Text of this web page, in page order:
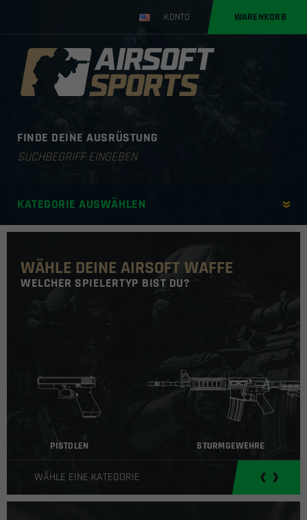
KONTO WARENKORB
FINDE DEINE AUSRÜSTUNG
Products
KATEGORIE AUSWÄHLEN
WÄHLE DEINE AIRSOFT WAFFE
WELCHER SPIELERTYP BIST DU?
PISTOLEN STURMGEWEHRE
WÄHLE EINE KATEGORIE